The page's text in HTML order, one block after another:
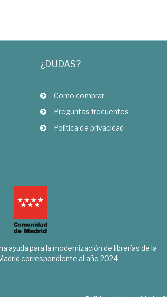
¿DUDAS?
Como comprar
Preguntas frecuentes
Política de privacidad
ayuda para la modernización de librerías de la
correspondiente al año 2024